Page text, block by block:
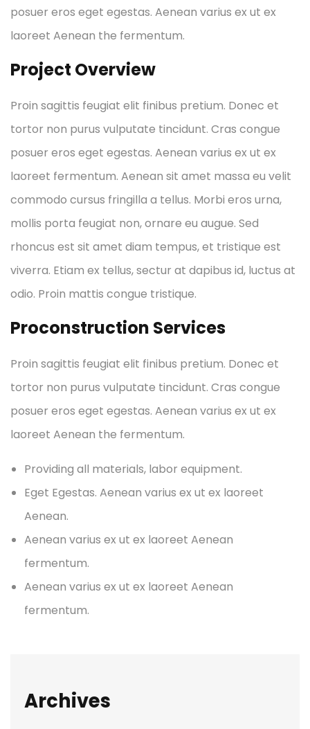
posuer eros eget egestas. Aenean varius ex ut ex
laoreet Aenean the fermentum.
Project Overview
Proin sagittis feugiat elit finibus pretium. Donec et
tortor non purus vulputate tincidunt. Cras congue
posuer eros eget egestas. Aenean varius ex ut ex
laoreet fermentum. Aenean sit amet massa eu velit
commodo cursus fringilla a tellus. Morbi eros urna,
mollis porta feugiat non, ornare eu augue. Sed
rhoncus est sit amet diam tempus, et tristique est
viverra. Etiam ex tellus, sectur at dapibus id, luctus at
odio. Proin mattis congue tristique.
Proconstruction Services
Proin sagittis feugiat elit finibus pretium. Donec et
tortor non purus vulputate tincidunt. Cras congue
posuer eros eget egestas. Aenean varius ex ut ex
laoreet Aenean the fermentum.
Providing all materials, labor equipment.
Eget Egestas. Aenean varius ex ut ex laoreet
Aenean.
Aenean varius ex ut ex laoreet Aenean
fermentum.
Aenean varius ex ut ex laoreet Aenean
fermentum.
Archives